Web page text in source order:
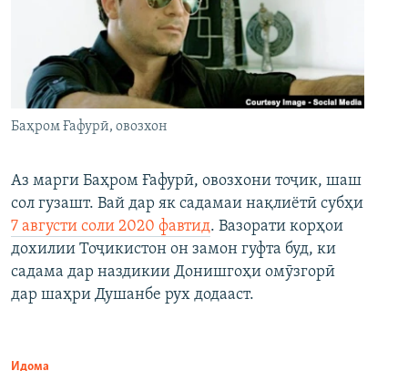
Баҳром Ғафурӣ, овозхон
Аз марги Баҳром Ғафурӣ, овозхони тоҷик, шаш
сол гузашт. Вай дар як садамаи нақлиётӣ субҳи
7 августи соли 2020 фавтид. Вазорати корҳои
дохилии Тоҷикистон он замон гуфта буд, ки
садама дар наздикии Донишгоҳи омӯзгорӣ
дар шаҳри Душанбе рух додааст.
Идома